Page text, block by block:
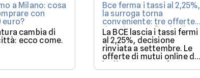
a Milano: cosa
con
cambia di
ecco come.
Bce ferma i tassi al 2,25%,
la surroga torna
conveniente: tre offerte
da valutare a fine luglio
La BCE lascia i tassi fermi
al 2,25%, decisione
rinviata a settembre. Le
offerte di mutui online di
luglio 2026 a confronto su
mutui.it, per un